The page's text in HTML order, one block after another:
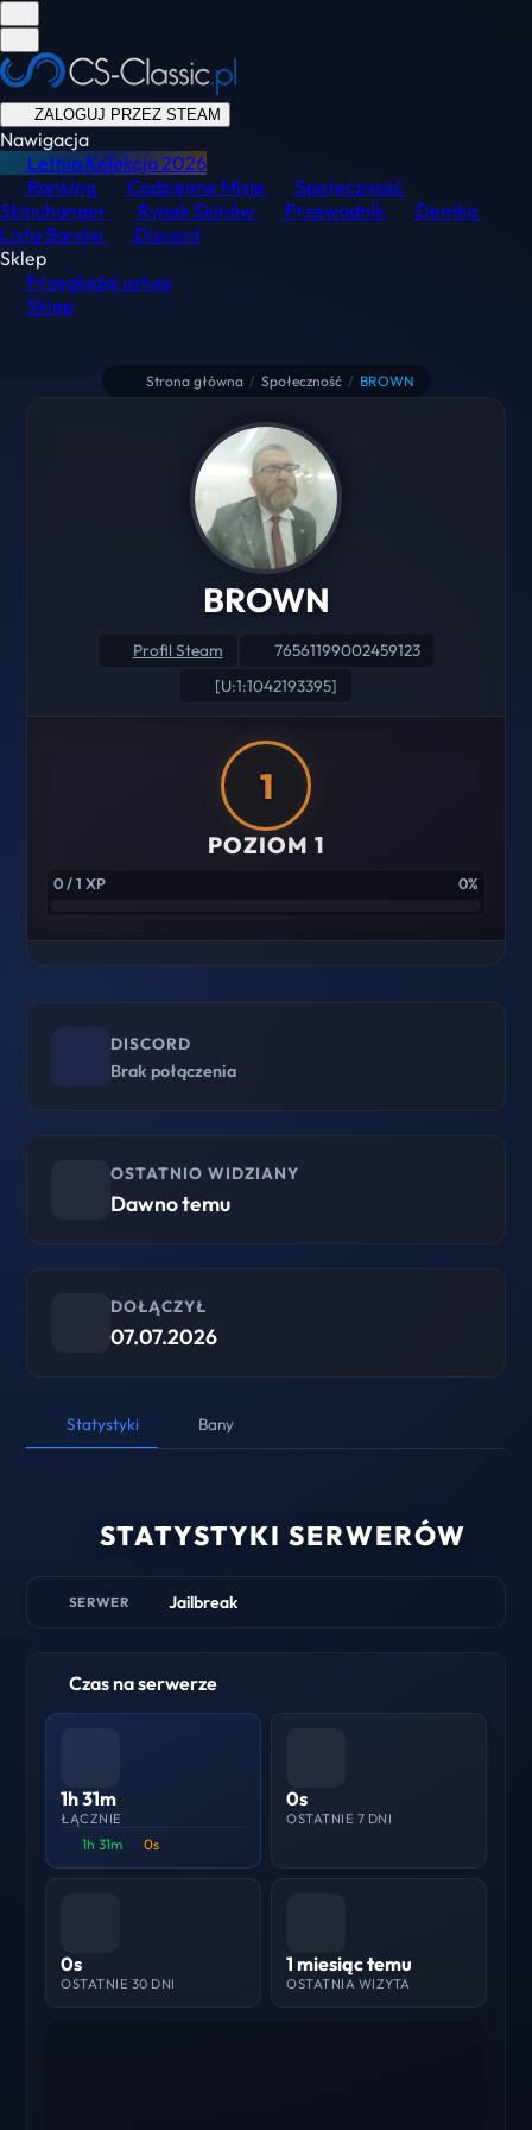
ZALOGUJ PRZEZ STEAM
Nawigacja
Letnia Kolekcja2026
Ranking
Codzienne Misje
Społeczność
Skinchanger
Rynek Skinów Przewodnik
Demka
Lista Banów
Discord
Sklep
Przeglądaj usługi
Sklep
Strona główna / Społeczność / BROWN
BROWN
Profil Steam
76561199002459123
[U:1:1042193395]
1
POZIOM 1
0 / 1 XP 0%
DISCORD
Brak połączenia
OSTATNIO WIDZIANY
Dawno temu
DOŁĄCZYŁ
07.07.2026
Statystyki Bany
STATYSTYKI SERWERÓW
SERWER Jailbreak
Czas na serwerze
1h 31m
ŁĄCZNIE
1h 31m 0s
0s
OSTATNIE 7 DNI
0s
OSTATNIE 30 DNI
1 miesiąc temu
OSTATNIA WIZYTA